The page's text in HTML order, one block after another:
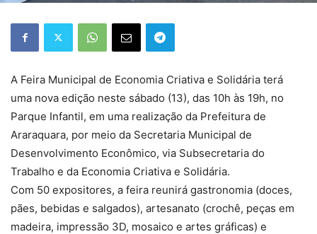
A Feira Municipal de Economia Criativa e Solidária terá
uma nova edição neste sábado (13), das 10h às 19h, no
Parque Infantil, em uma realização da Prefeitura de
Araraquara, por meio da Secretaria Municipal de
Desenvolvimento Econômico, via Subsecretaria do
Trabalho e da Economia Criativa e Solidária.
Com 50 expositores, a feira reunirá gastronomia (doces,
pães, bebidas e salgados), artesanato (crochê, peças em
madeira, impressão 3D, mosaico e artes gráficas) e